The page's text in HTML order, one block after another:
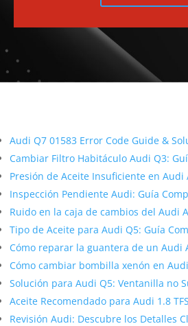
Audi Q7 01583 Error Code Guide &
Cambiar Filtro Habitáculo Audi Q3:
Presión de Aceite Insuficiente en Audi
Inspección Pendiente Audi: Guía
Ruido en la caja de cambios del Audi
Tipo de Aceite para Audi Q5: Guía
Cómo reparar la guantera de un Audi
Cómo cambiar bombilla xenón en
Solución para Audi Q5: Ventanilla no
Aceite Recomendado para Audi 1.8
Revisión Audi: Descubre los Detalles